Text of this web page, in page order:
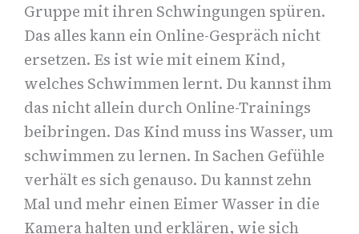
Gruppe mit ihren Schwingungen spüren.
Das alles kann ein Online-Gespräch nicht
ersetzen. Es ist wie mit einem Kind,
welches Schwimmen lernt. Du kannst ihm
das nicht allein durch Online-Trainings
beibringen. Das Kind muss ins Wasser, um
schwimmen zu lernen. In Sachen Gefühle
verhält es sich genauso. Du kannst zehn
Mal und mehr einen Eimer Wasser in die
Kamera halten und erklären, wie sich